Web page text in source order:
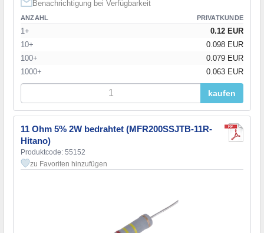
Benachrichtigung bei Verfügbarkeit
ANZAHL PRIVATKUNDE
1+
0.12 EUR
10+
0.098 EUR
100+
0.079 EUR
1000+
0.063 EUR
kaufen
11 Ohm 5% 2W bedrahtet (MFR200SSJTB-11R-
Hitano)
Produktcode: 55152
zu Favoriten hinzufügen